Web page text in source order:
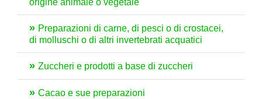
origine animale o vegetale
Preparazioni di carne, di pesci o di crostacei,
di molluschi o di altri invertebrati acquatici
Zuccheri e prodotti a base di zuccheri
Cacao e sue preparazioni